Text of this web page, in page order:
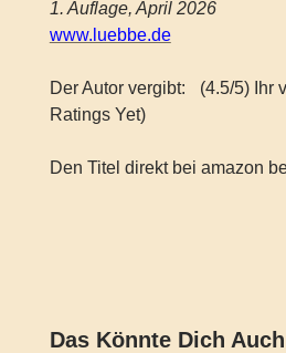
1. Auflage, April 2026
www.luebbe.de
Der Autor vergibt: (4.5/5) Ihr
Ratings Yet)
Den Titel direkt bei amazon
Das Könnte Dich